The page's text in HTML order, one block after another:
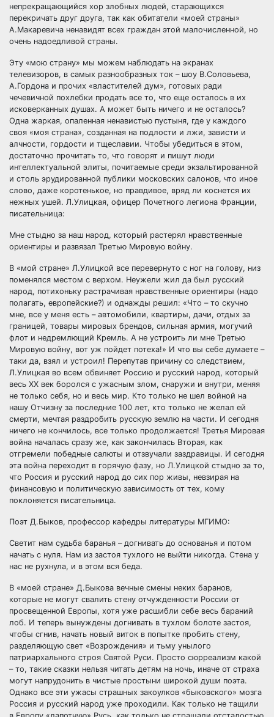
непрекращающийся хор злобных людей, старающихся
перекричать друг друга, так как обитатели «моей страны»
А.Макаревича ненавидят всех граждан этой малочисленной, но
очень надоедливой страны.
Эту «мою страну» мы можем наблюдать на экранах
телевизоров, в самых разнообразных ток – шоу В.Соловьева,
А.Гордона и прочих «властителей дум», готовых ради
чечевичной похлебки продать все то, что еще осталось в их
исковерканных душах. А может быть ничего и не осталось?
Одна жаркая, опаленная ненавистью пустыня, где у каждого
своя «моя страна», созданная на подлости и лжи, зависти и
алчности, гордости и тщеславии. Чтобы убедиться в этом,
достаточно прочитать то, что говорят и пишут люди
интеллектуальной элиты, почитаемые среди экзальтированной
и столь эрудированной публики московских салонов, что иное
слово, даже коротенькое, но правдивое, вряд ли коснется их
нежных ушей. Л.Улицкая, офицер Почетного легиона Франции,
писательница:
Мне стыдно за наш народ, который растерял нравственные
ориентиры и развязал Третью Мировую войну.
В «мой стране» Л.Улицкой все перевернуто с ног на голову, низ
поменялся местом с верхом. Неужели жил да был русский
народ, потихоньку растрачивая нравственные ориентиры (надо
полагать, европейские?) и однажды решил: «Что – то скучно
мне, все у меня есть – автомобили, квартиры, дачи, отдых за
границей, товары мировых брендов, сильная армия, могучий
флот и недремлющий Кремль. А не устроить ли мне Третью
Мировую войну, вот уж пойдет потеха!» И что вы себе думаете –
таки да, взял и устроил! Перепутав причину со следствием,
Л.Улицкая во всем обвиняет Россию и русский народ, который
весь ХХ век боролся с ужасным злом, снаружи и внутри, меняя
не только себя, но и весь мир. Кто только не шел войной на
нашу Отчизну за последние 100 лет, кто только не желал ей
смерти, мечтая раздробить русскую землю на части. И сегодня
ничего не кончилось, все только продолжается! Третья Мировая
война началась сразу же, как закончилась Вторая, как
отгремели победные салюты и отзвучали заздравицы. И сегодня
эта война переходит в горячую фазу, но Л.Улицкой стыдно за то,
что Россия и русский народ до сих пор живы, невзирая на
финансовую и политическую зависимость от тех, кому
поклоняется писательница.
Поэт Д.Быков, профессор кафедры литературы МГИМО:
Светит нам судьба баранья – догнивать до основанья и потом
начать с нуля. Нам из застоя тухлого не выйти никогда. Стена у
нас не рухнула, и в этом вся беда.
В «моей стране» Д.Быкова вечные смены неких баранов,
которые не могут свалить стену отчужденности России от
просвещенной Европы, хотя уже расшибли себе весь бараний
лоб. И теперь вынуждены догнивать в тухлом болоте застоя,
чтобы сгнив, начать новый виток в попытке пробить стену,
разделяющую свет «Возрождения» и тьму унылого
патриархального строя Святой Руси. Просто сюрреализм какой
– то, такие сказки нельзя читать детям на ночь, иначе от страха
могут напрудонить в чистые простыни широкой души поэта.
Однако все эти ужасы страшных закоулков «быковского» мозга
Россия и русский народ уже проходили. Как только не тащили